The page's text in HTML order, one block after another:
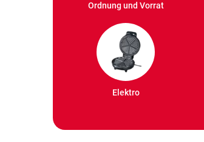
Ordnung und Vorrat
Elektro